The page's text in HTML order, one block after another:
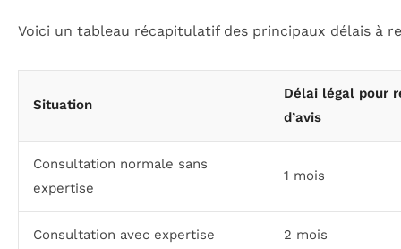
Voici un tableau récapitulatif des principaux délais à
Situation
Délai légal pour
d’avis
Consultation normale sans
expertise
1 mois
Consultation avec expertise 2 mois